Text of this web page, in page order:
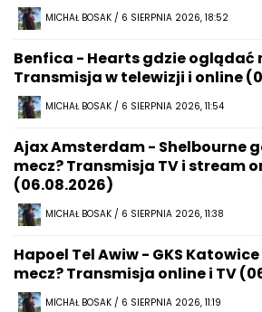
MICHAŁ BOSAK / 6 SIERPNIA 2026, 18:52
Benfica - Hearts gdzie oglądać
Transmisja w telewizji i online
MICHAŁ BOSAK / 6 SIERPNIA 2026, 11:54
Ajax Amsterdam - Shelbourne
mecz? Transmisja TV i stream
(06.08.2026)
MICHAŁ BOSAK / 6 SIERPNIA 2026, 11:38
Hapoel Tel Awiw - GKS
mecz? Transmisja online i TV
MICHAŁ BOSAK / 6 SIERPNIA 2026, 11:19